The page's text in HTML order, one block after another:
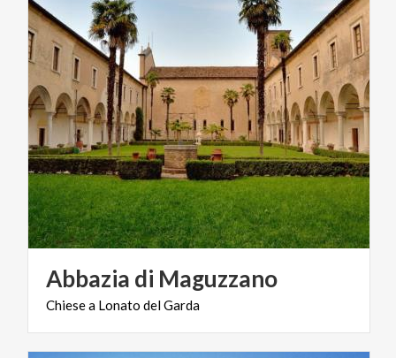
Abbazia di Maguzzano
Chiesea Lonato delGarda